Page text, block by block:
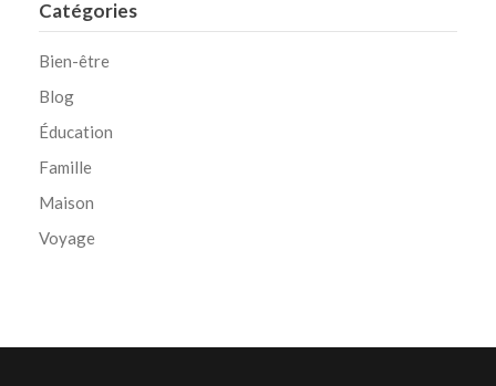
Catégories
Bien-être
Blog
Éducation
Famille
Maison
Voyage